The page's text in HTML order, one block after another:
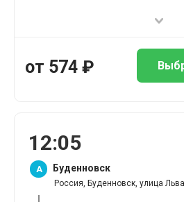
от 574 ₽
12:05
A Буденновск
Россия, Буденновск, улица